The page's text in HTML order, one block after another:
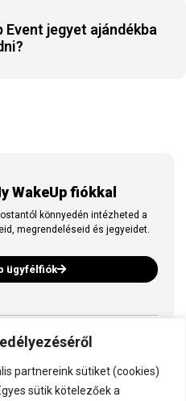
partnereink sütiket (cookies)
sütik kötelezőek a
Event jegyet ajándékba
WakeUp fiókkal
könnyedén intézheted a
megrendeléseid és jegyeidet.
ügyfélfiók